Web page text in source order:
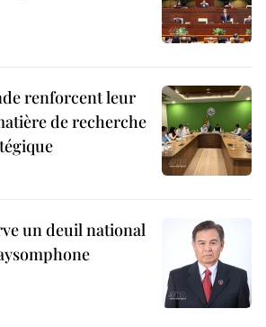
renforcent leur
de recherche
un deuil national